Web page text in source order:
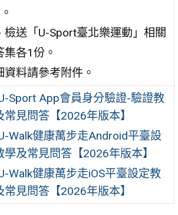
檢送「U-Sport臺北樂運動」相關
集各1份。
資料請參考附件。
Sport App會員身分驗證-驗證教
常見問答【2026年版本】
Walk健康萬步走Android平臺設
學及常見問答【2026年版本】
Walk健康萬步走iOS平臺設定教
常見問答【2026年版本】